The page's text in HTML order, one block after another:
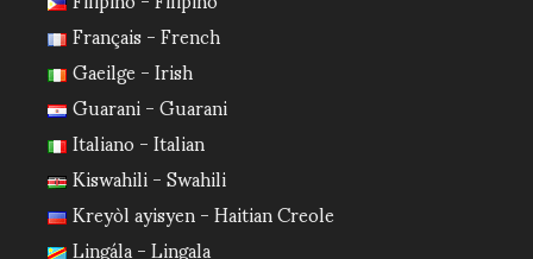
Français - French
Gaeilge - Irish
Guarani - Guarani
Italiano - Italian
Kiswahili - Swahili
Kreyòl ayisyen - Haitian Creole